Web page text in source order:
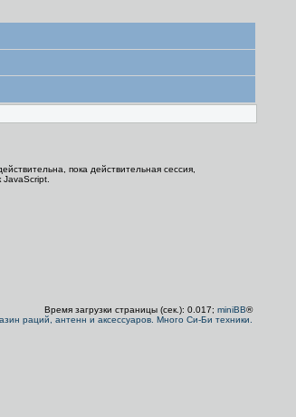
пока действительная сессия,
Время загрузки страницы (сек.): 0.017; miniBB®
раций, антенн и аксессуаров. Много Си-Би техники.